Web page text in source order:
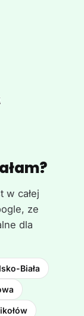
w całej
ze
dla
Biała